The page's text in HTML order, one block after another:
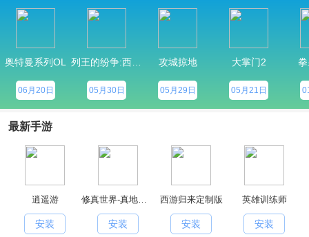
奥特曼系列OL
06月20日 05月30日
攻城掠地
05月29日
大掌门2
05月21日
最新手游
逍遥游
安装 安装
西游归来定制版
安装
英雄训练师
安装